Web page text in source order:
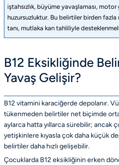
iştahsızlık, büyüme yavaşlaması,
huzursuzluktur. Bu belirtiler birden
tanı, mutlaka kan tahliliyle
B12 Eksikliğinde
Yavaş Gelişir?
B12 vitamini karaciğerde depolanır.
tükenmeden belirtiler net biçimde
aylarca hatta yıllarca sürebilir; ancak
yetişkinlere kıyasla çok daha küçük
belirtiler daha hızlı gelişebilir.
Çocuklarda B12 eksikliğinin erken